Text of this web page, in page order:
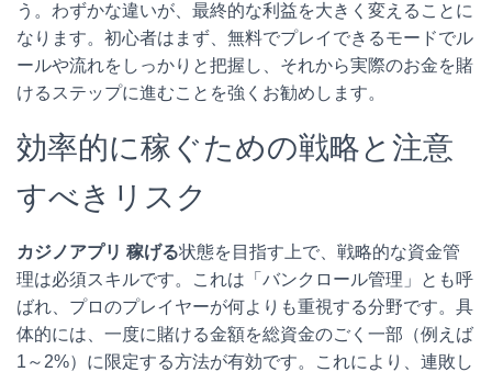
う。わずかな違いが、最終的な利益を大きく変えることに
なります。初心者はまず、無料でプレイできるモードでル
ールや流れをしっかりと把握し、それから実際のお金を賭
けるステップに進むことを強くお勧めします。
効率的に稼ぐための戦略と注意
すべきリスク
カジノアプリ 稼げる状態を目指す上で、戦略的な資金管
理は必須スキルです。これは「バンクロール管理」とも呼
ばれ、プロのプレイヤーが何よりも重視する分野です。具
体的には、一度に賭ける金額を総資金のごく一部（例えば
1～2%）に限定する方法が有効です。これにより、連敗し